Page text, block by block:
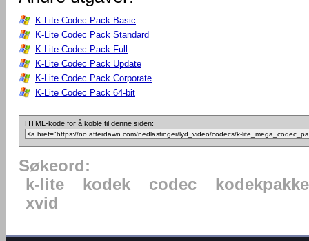
K-Lite Codec Pack Basic
K-Lite Codec Pack Standard
K-Lite Codec Pack Full
K-Lite Codec Pack Update
K-Lite Codec Pack Corporate
K-Lite Codec Pack 64-bit
HTML-kode for å koble til denne siden:
Søkeord:
k-lite
kodek codec
kodekpakke
xvid